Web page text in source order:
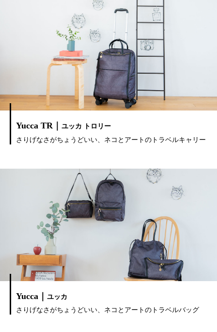
Yucca TR｜
ユッカ トロリー
さりげなさがちょうどいい、ネコとアートのトラベルキャリー
Yucca｜
ユッカ
さりげなさがちょうどいい、ネコとアートのトラベルバッグ